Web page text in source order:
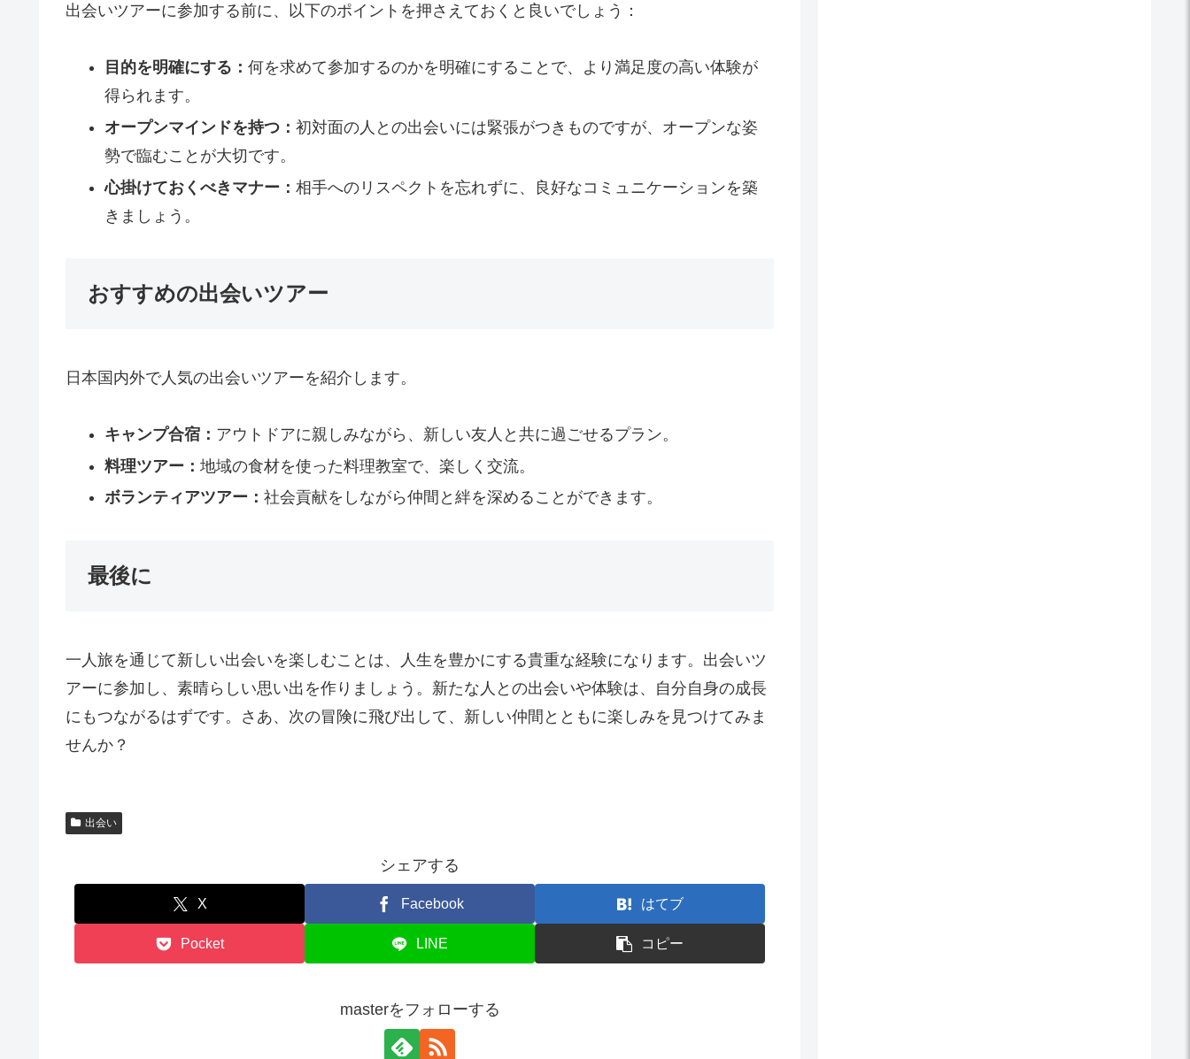
出会いツアーに参加する前に、以下のポイントを押さえておくと良いでしょう：
目的を明確にする： 何を求めて参加するのかを明確にすることで、より満足度の高い体験が
得られます。
オープンマインドを持つ： 初対面の人との出会いには緊張がつきものですが、オープンな姿
勢で臨むことが大切です。
心掛けておくべきマナー： 相手へのリスペクトを忘れずに、良好なコミュニケーションを築
きましょう。
おすすめの出会いツアー
日本国内外で人気の出会いツアーを紹介します。
キャンプ合宿： アウトドアに親しみながら、新しい友人と共に過ごせるプラン。
料理ツアー： 地域の食材を使った料理教室で、楽しく交流。
ボランティアツアー： 社会貢献をしながら仲間と絆を深めることができます。
最後に
一人旅を通じて新しい出会いを楽しむことは、人生を豊かにする貴重な経験になります。出会いツ
アーに参加し、素晴らしい思い出を作りましょう。新たな人との出会いや体験は、自分自身の成長
にもつながるはずです。さあ、次の冒険に飛び出して、新しい仲間とともに楽しみを見つけてみま
せんか？
出会い
シェアする
X Facebook はてブ
Pocket LINE コピー
masterをフォローする